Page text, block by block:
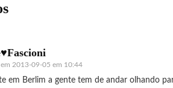
2013-09-05 em 10:44
em Berlim a gente tem de andar olhando